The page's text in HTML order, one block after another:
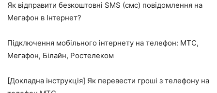
Як відправити безкоштовні SMS (смс) повідомлення на
Мегафон в Інтернет?
Підключення мобільного інтернету на телефон: МТС,
Мегафон, Білайн, Ростелеком
[Докладна інструкція] Як перевести гроші з телефону на